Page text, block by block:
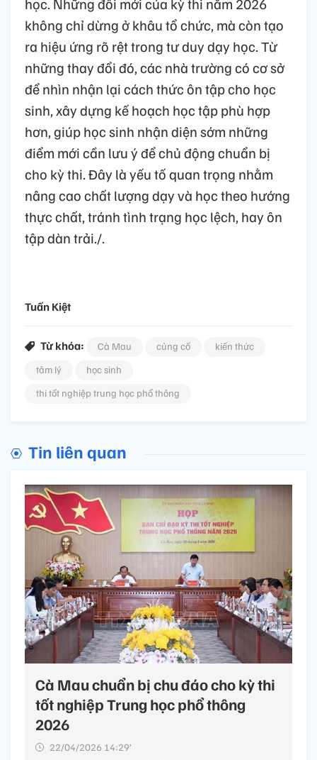
học. Những đổi mới của kỳ thi năm 2026
không chỉ dừng ở khâu tổ chức, mà còn tạo
ra hiệu ứng rõ rệt trong tư duy dạy học. Từ
những thay đổi đó, các nhà trường có cơ sở
để nhìn nhận lại cách thức ôn tập cho học
sinh, xây dựng kế hoạch học tập phù hợp
hơn, giúp học sinh nhận diện sớm những
điểm mới cần lưu ý để chủ động chuẩn bị
cho kỳ thi. Đây là yếu tố quan trọng nhằm
nâng cao chất lượng dạy và học theo hướng
thực chất, tránh tình trạng học lệch, hay ôn
tập dàn trải./.
Tuấn Kiệt
Từ khóa: Cà Mau củng cố
kiến thức
tâm lý
học sinh
thi tốt nghiệp trung học phổ thông
Tin liên quan
Cà Mau chuẩn bị chu đáo cho kỳ thi
tốt nghiệp Trung học phổ thông
2026 ​
22/04/2026 14:29’